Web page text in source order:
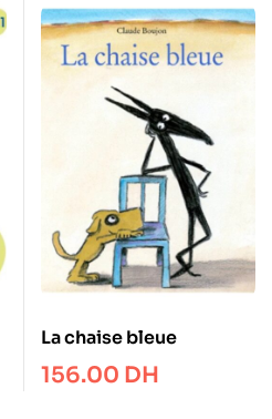
La chaise bleue
156.00 DH